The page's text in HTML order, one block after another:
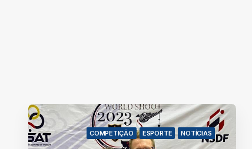
COMPETIÇÃO ESPORTE NOTÍCIAS